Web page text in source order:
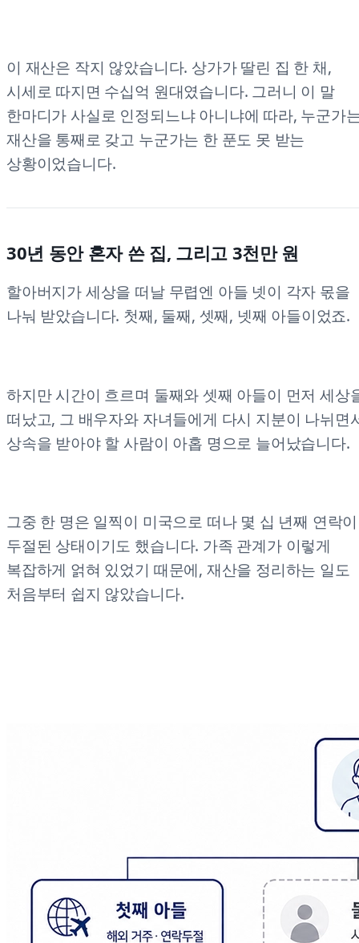
이 재산은 작지 않았습니다. 상가가 딸린 집 한 채,
시세로 따지면 수십억 원대였습니다. 그러니 이 말
한마디가 사실로 인정되느냐 아니냐에 따라, 누군가
재산을 통째로 갖고 누군가는 한 푼도 못 받는
상황이었습니다.
30년 동안 혼자 쓴 집, 그리고 3천만 원
할아버지가 세상을 떠날 무렵엔 아들 넷이 각자 몫을
나눠 받았습니다. 첫째, 둘째, 셋째, 넷째 아들이었죠.
하지만 시간이 흐르며 둘째와 셋째 아들이 먼저 세상
떠났고, 그 배우자와 자녀들에게 다시 지분이 나뉘면
상속을 받아야 할 사람이 아홉 명으로 늘어났습니다.
그중 한 명은 일찍이 미국으로 떠나 몇 십 년째 연락이
두절된 상태이기도 했습니다. 가족 관계가 이렇게
복잡하게 얽혀 있었기 때문에, 재산을 정리하는 일도
처음부터 쉽지 않았습니다.